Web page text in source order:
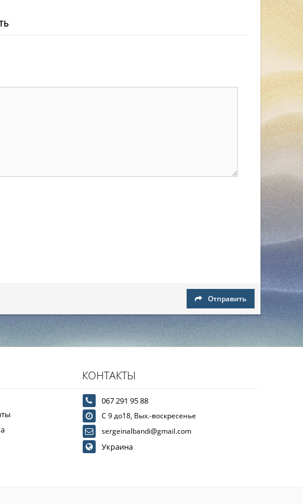
Отправить
КОНТАКТЫ
067 291 95 88
С 9 до18, Вых.-воскресенье
sergeinalbandi@gmail.com
Украина